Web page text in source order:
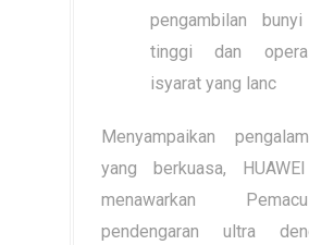
pengambilan
tinggi dan
isyarat yang lanc
Menyampaikan
yang berkuasa,
menawarkan
pendengaran ultra